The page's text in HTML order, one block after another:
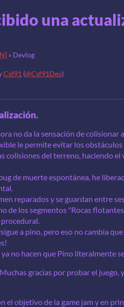
una
» Devlog
Csf91 (@Csf91Dev)
Bluesky
Twitter
on Facebook
no da la sensación de colisionar
le permite evitar los
colisiones del terreno, haciendo el
de muerte espontánea, he
reparados y se guardan entre
de los segmentos "Rocas
a pino, pero eso no cambia
ya no hacen que Pino literalmente
gracias por probar el juego,
el objetivo de la game jam y en